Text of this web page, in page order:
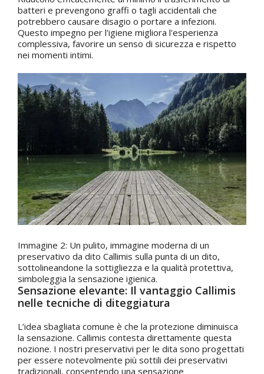
batteri e prevengono graffi o tagli accidentali che
potrebbero causare disagio o portare a infezioni.
Questo impegno per l'igiene migliora l'esperienza
complessiva, favorire un senso di sicurezza e rispetto
nei momenti intimi.
Immagine 2: Un pulito, immagine moderna di un
preservativo da dito Callimis sulla punta di un dito,
sottolineandone la sottigliezza e la qualità protettiva,
simboleggia la sensazione igienica.
Sensazione elevante: Il vantaggio Callimis
nelle tecniche di diteggiatura
L’idea sbagliata comune è che la protezione diminuisca
la sensazione. Callimis contesta direttamente questa
nozione. I nostri preservativi per le dita sono progettati
per essere notevolmente più sottili dei preservativi
tradizionali, consentendo una sensazione